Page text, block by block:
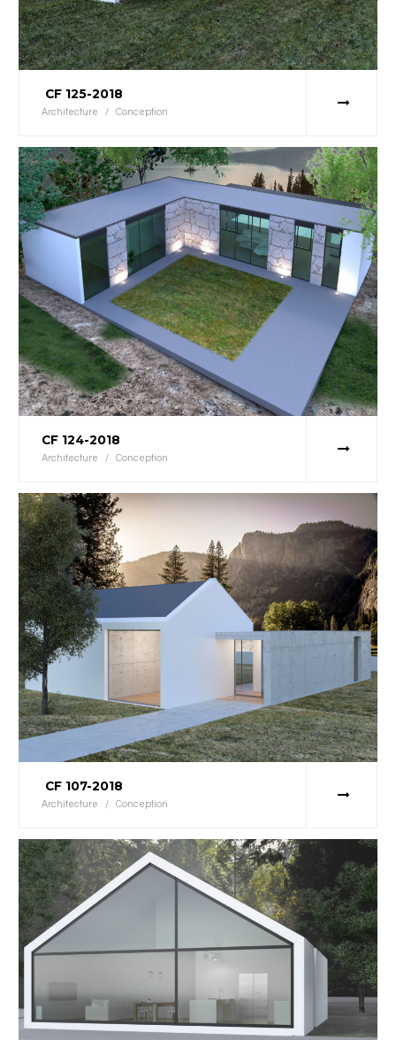
CF 125-2018
Architecture / Conception
CF 124-2018
Architecture / Conception
CF 107-2018
Architecture / Conception